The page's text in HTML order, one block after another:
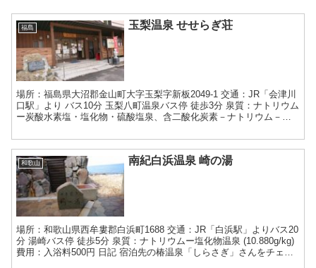
福島 玉梨温泉 せせらぎ荘
場所：福島県大沼郡金山町大字玉梨字新板2049-1 交通：JR「会津川
口駅」より バス10分 玉梨八町温泉バス停 徒歩3分 泉質：ナトリウム
ー炭酸水素塩・塩化物・硫酸塩泉、含二酸化炭素－ナトリウム－炭
和歌山 南紀白浜温泉 崎の湯
場所：和歌山県西牟婁郡白浜町1688 交通：JR「白浜駅」よりバス20
分 湯崎バス停 徒歩5分 泉質：ナトリウムー塩化物温泉 (10.880g/kg)
費用：入浴料500円 日記 宿泊先の椿温泉「しらさぎ」さんをチェッ